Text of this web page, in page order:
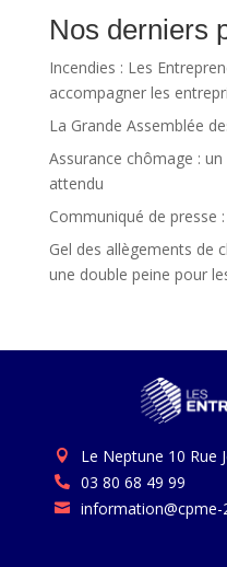
Nos derniers
Incendies : Les
accompagner les
La Grande Assemblée
Assurance chômage :
attendu
Communiqué de presse
Gel des allègements de
une double peine pour
 Le Neptune 10 Rue
 03 80 68 49 99
 information@cpme-